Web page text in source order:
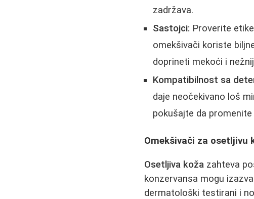
zadržava.
Sastojci: Proverite
omekšivači koriste
doprineti mekoći i
Kompatibilnost sa
daje neočekivano loš
pokušajte da
Omekšivači za
Osetljiva koža zahteva
konzervansa mogu
dermatološki testirani i